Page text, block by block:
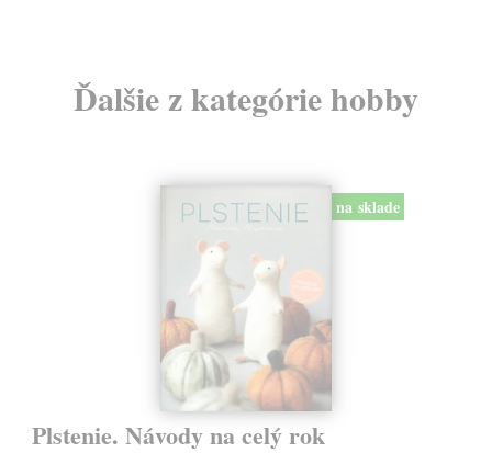
Ďalšie z kategórie hobby
na sklade
Plstenie. Návody na celý rok